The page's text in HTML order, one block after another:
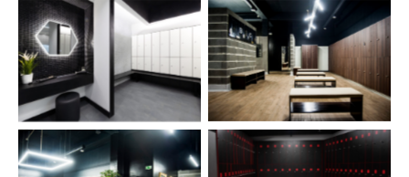
Village gym BALANCE HEALTH CLUB